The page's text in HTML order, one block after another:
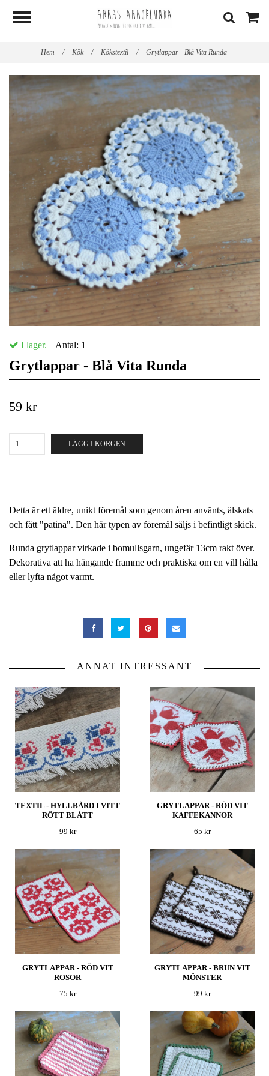
Hem / Kök / Kökstextil / Grytlappar - Blå Vita Runda
I lager. Antal: 1
Grytlappar - Blå Vita Runda
59 kr
LÄGG I KORGEN
Detta är ett äldre, unikt föremål som genom åren använts, älskats
och fått "patina". Den här typen av föremål säljs i befintligt skick.
Runda grytlappar virkade i bomullsgarn, ungefär 13cm rakt över.
Dekorativa att ha hängande framme och praktiska om en vill hålla
eller lyfta något varmt.
ANNAT INTRESSANT
TEXTIL - HYLLBÅRD I VITT
RÖTT BLÅTT
99 kr
GRYTLAPPAR - RÖD VIT
KAFFEKANNOR
65 kr
GRYTLAPPAR - RÖD VIT
ROSOR
75 kr
GRYTLAPPAR - BRUN VIT
MÖNSTER
99 kr